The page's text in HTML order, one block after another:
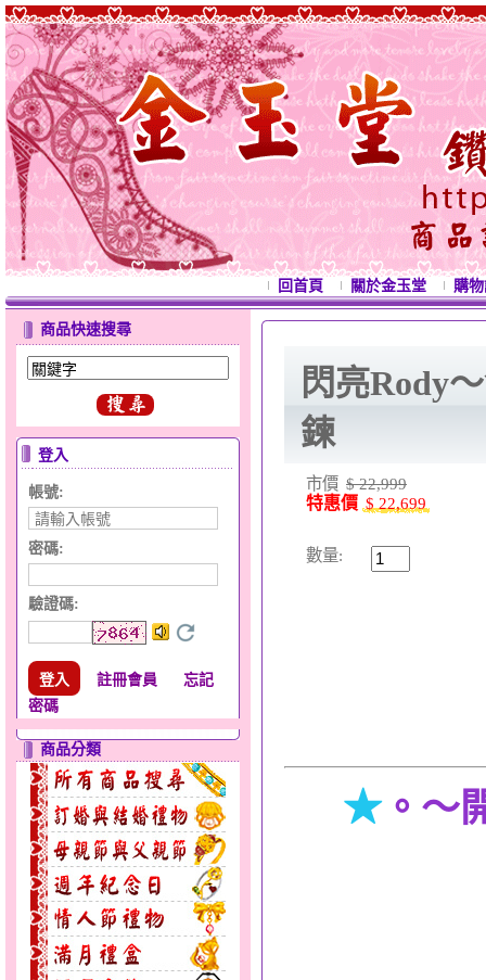
回首頁 關於金玉堂 購
商品快速搜尋
登入
帳號:
密碼:
驗證碼:
註冊會員
忘記
密碼
商品分類
閃亮Rody
鍊
市價 $ 22,999
特惠價 $ 22,699
數量:
★。～